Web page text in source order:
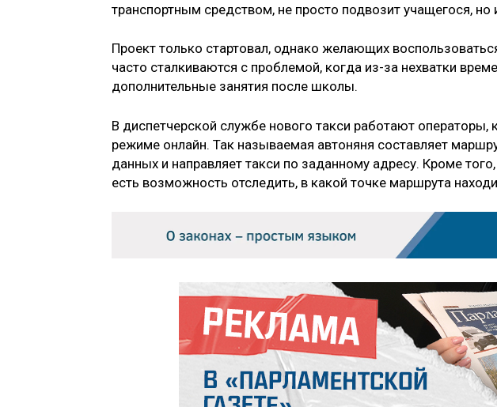
транспортным средством, не просто подвозит учащегося, но
Проект только стартовал, однако желающих
часто сталкиваются с проблемой, когда из-за нехватки
дополнительные занятия после школы.
В диспетчерской службе нового такси работают операторы,
режиме онлайн. Так называемая автоняня составляет
данных и направляет такси по заданному адресу. Кроме
есть возможность отследить, в какой точке маршрута